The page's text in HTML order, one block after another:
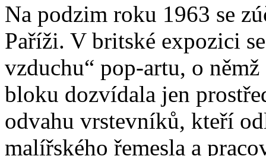
Na podzim roku 1963 se
Paříži. V britské expozici
vzduchu“ pop-artu, o
bloku dozvídala jen
odvahu vrstevníků, kteří
malířského řemesla a